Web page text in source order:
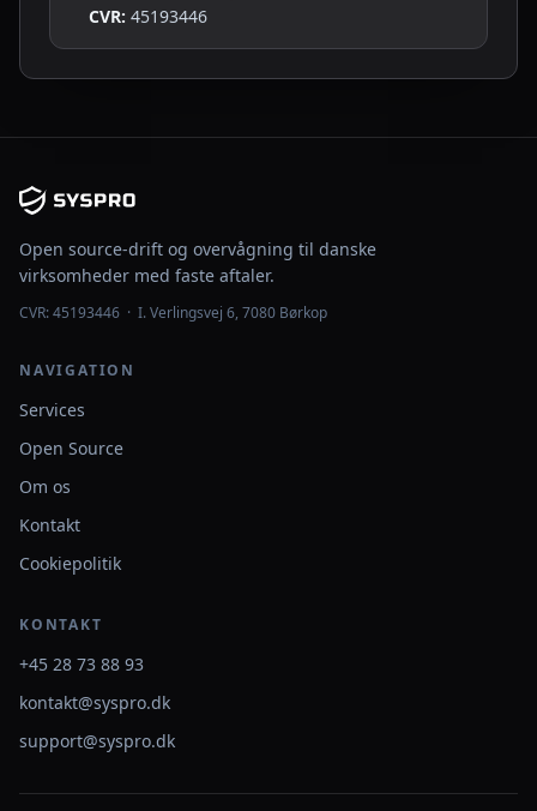
CVR: 45193446
Open source-drift og overvågning til danske
virksomheder med faste aftaler.
CVR: 45193446 · I. Verlingsvej 6, 7080 Børkop
NAVIGATION
Services
Open Source
Om os
Kontakt
Cookiepolitik
KONTAKT
+45 28 73 88 93
kontakt@syspro.dk
support@syspro.dk